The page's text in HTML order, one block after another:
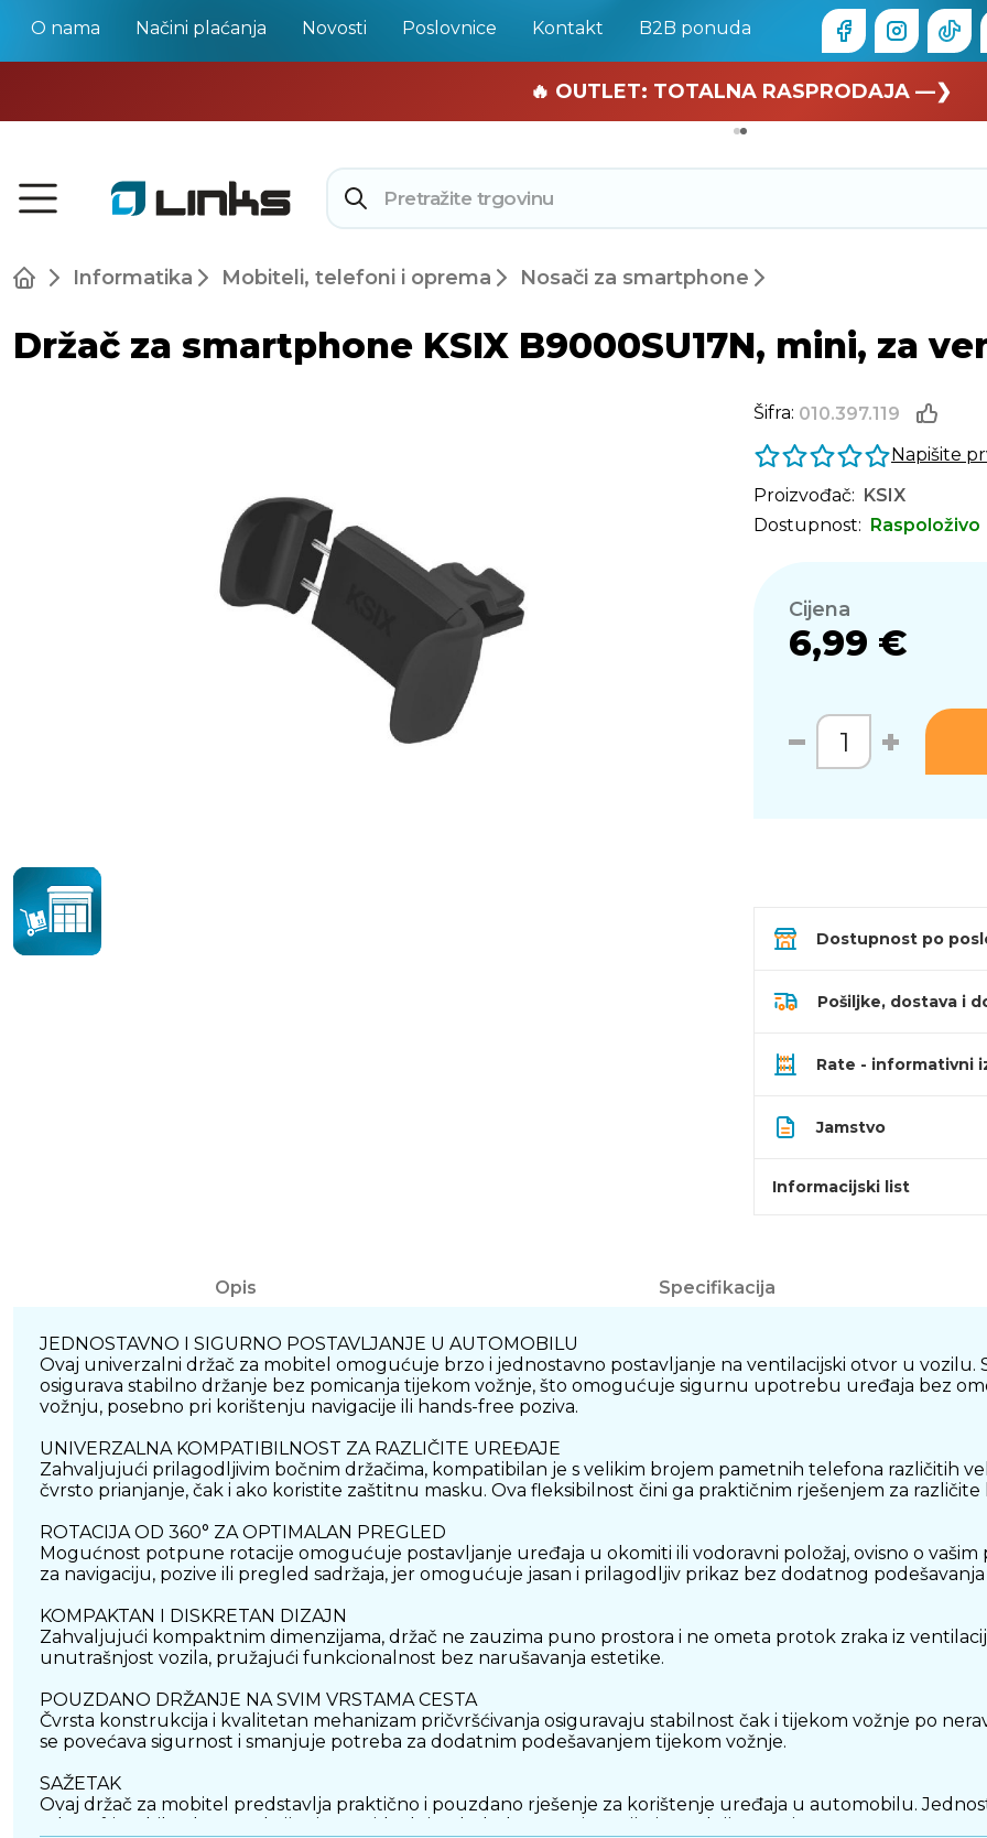
O nama Načini plaćanja Novosti Poslovnice Kontakt B2B ponuda
🏄 Zaslužuješ odmor —❯
🔥 OUTLET: TOTALNA RASPRODAJA —❯
Informatika Mobiteli, telefoni i oprema Nosači za smartphone
Držač za smartphone KSIX B9000SU17N, mini, za
Šifra: 010.397.119
Napišite
Proizvođač: KSIX
Dostupnost: Raspoloživo
Cijena
6,99 €
Dostupnost po
Pošiljke, dostava i
Rate - informativni
Jamstvo
Informacijski list
Opis Specifikacija
JEDNOSTAVNO I SIGURNO POSTAVLJANJE U AUTOMOBILU
Ovaj univerzalni držač za mobitel omogućuje brzo i jednostavno postavljanje na ventilacijski otvor u vozilu.
osigurava stabilno držanje bez pomicanja tijekom vožnje, što omogućuje sigurnu upotrebu uređaja bez
vožnju, posebno pri korištenju navigacije ili hands-free poziva.
UNIVERZALNA KOMPATIBILNOST ZA RAZLIČITE UREĐAJE
Zahvaljujući prilagodljivim bočnim držačima, kompatibilan je s velikim brojem pametnih telefona različitih
čvrsto prianjanje, čak i ako koristite zaštitnu masku. Ova fleksibilnost čini ga praktičnim rješenjem za različite
ROTACIJA OD 360° ZA OPTIMALAN PREGLED
Mogućnost potpune rotacije omogućuje postavljanje uređaja u okomiti ili vodoravni položaj, ovisno o
za navigaciju, pozive ili pregled sadržaja, jer omogućuje jasan i prilagodljiv prikaz bez dodatnog
KOMPAKTAN I DISKRETAN DIZAJN
Zahvaljujući kompaktnim dimenzijama, držač ne zauzima puno prostora i ne ometa protok zraka iz
unutrašnjost vozila, pružajući funkcionalnost bez narušavanja estetike.
POUZDANO DRŽANJE NA SVIM VRSTAMA CESTA
Čvrsta konstrukcija i kvalitetan mehanizam pričvršćivanja osiguravaju stabilnost čak i tijekom vožnje po
se povećava sigurnost i smanjuje potreba za dodatnim podešavanjem tijekom vožnje.
SAŽETAK
Ovaj držač za mobitel predstavlja praktično i pouzdano rješenje za korištenje uređaja u automobilu.
od 360° i stabilna konstrukcija čine ga idealnim dodatkom za sigurniju i ugodniju vožnju.